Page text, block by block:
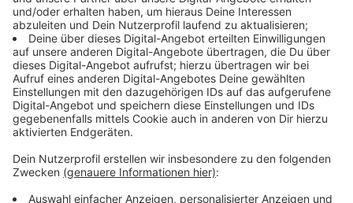
Immer auf dem Laufenden
bleiben!
Verpass' nichts mehr - mit unserem kostenlosen
ANTENNE BAYERN Newsletter. Ob Nachrichten,
Lifestyle oder unsere neuesten Aktionen - wir
informieren dich.
Zum Newsletter anmelden